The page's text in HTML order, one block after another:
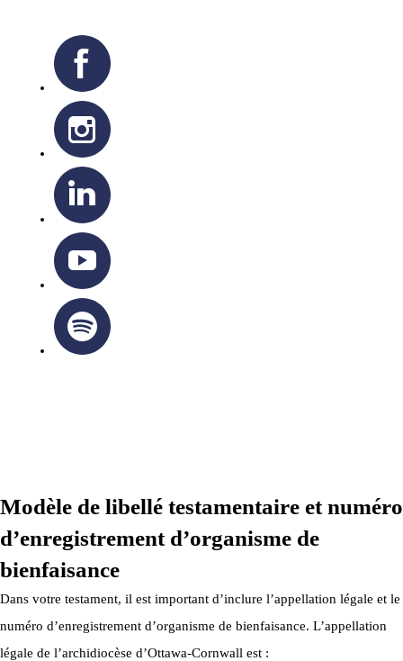
Modèle de libellé testamentaire et numéro
d’enregistrement d’organisme de
bienfaisance
Dans votre testament, il est important d’inclure l’appellation légale et le
numéro d’enregistrement d’organisme de bienfaisance. L’appellation
légale de l’archidiocèse d’Ottawa-Cornwall est :